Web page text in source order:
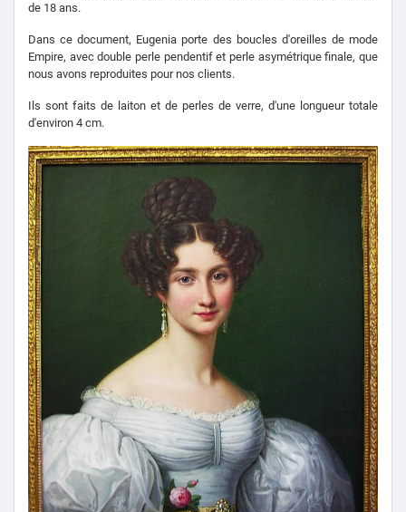
de 18 ans.
Dans ce document, Eugenia porte des boucles d'oreilles de mode
Empire, avec double perle pendentif et perle asymétrique finale, que
nous avons reproduites pour nos clients.
Ils sont faits de laiton et de perles de verre, d'une longueur totale
d'environ 4 cm.